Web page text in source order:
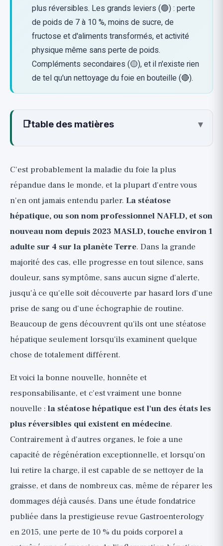
plus réversibles. Les grands leviers (🟢) : perte
de poids de 7 à 10 %, moins de sucre, de
fructose et d'aliments transformés, et activité
physique même sans perte de poids.
Compléments secondaires (🟡), et il n'existe rien
de tel qu'un nettoyage du foie en bouteille (🔴).
📑table des matières ▾
Pourquoi est-ce important ? Pas
seulement une question de foie
résistance à l'insuline et sucre
Les leviers qui ramènent vraiment le foie à
levier de tous
🟢 Couper le sucre, le fructose et les aliments
ultra-transformés
🟢 Activité physique, même sans perte de
poids
🟢 Limiter l'alcool
Manger pour un foie sain :
Compléments et "nettoyage du foie", en
toute honnêteté
🔴 Produits de "nettoyage" et de "détox" du
sur décision médicale
🟡 Oméga-3
Le bilan : liste de contrôle et quand se
faire dépister
C'est probablement la maladie du foie la plus
répandue dans le monde, et la plupart d'entre vous
n'en ont jamais entendu parler. La stéatose
hépatique, ou son nom professionnel NAFLD, et son
nouveau nom depuis 2023 MASLD, touche environ 1
adulte sur 4 sur la planète Terre. Dans la grande
majorité des cas, elle progresse en tout silence, sans
douleur, sans symptôme, sans aucun signe d'alerte,
jusqu'à ce qu'elle soit découverte par hasard lors d'une
prise de sang ou d'une échographie de routine.
Beaucoup de gens découvrent qu'ils ont une stéatose
hépatique seulement lorsqu'ils examinent quelque
chose de totalement différent.
Et voici la bonne nouvelle, honnête et
responsabilisante, et c'est vraiment une bonne
nouvelle : la stéatose hépatique est l'un des états les
plus réversibles qui existent en médecine.
Contrairement à d'autres organes, le foie a une
capacité de régénération exceptionnelle, et lorsqu'on
lui retire la charge, il est capable de se nettoyer de la
graisse, et dans de nombreux cas, même de réparer les
dommages déjà causés. Dans une étude fondatrice
publiée dans la prestigieuse revue Gastroenterology
en 2015, une perte de 10 % du poids corporel a